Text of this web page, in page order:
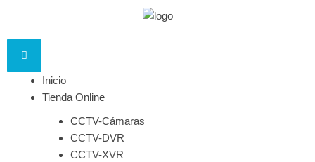
Inicio
Tienda Online
CCTV-Cámaras
CCTV-DVR
CCTV-XVR